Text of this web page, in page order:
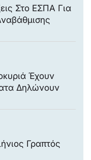
Στο ΕΣΠΑ Για
Έχουν
Δηλώνουν
Γραπτός